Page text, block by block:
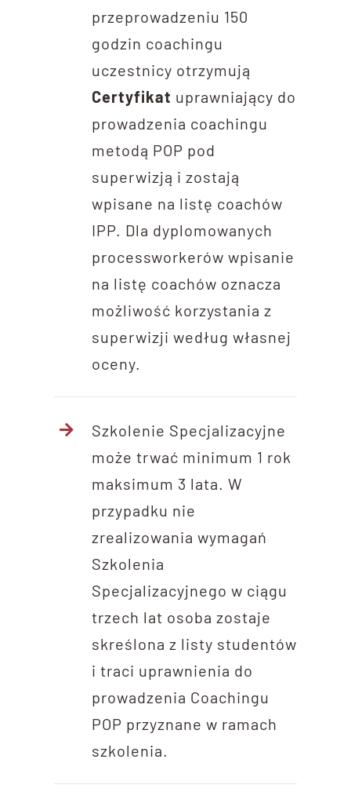
przeprowadzeniu 150
godzin coachingu
uczestnicy otrzymują
Certyfikat uprawniający do
prowadzenia coachingu
metodą POP pod
superwizją i zostają
wpisane na listę coachów
IPP. Dla dyplomowanych
processworkerów wpisanie
na listę coachów oznacza
możliwość korzystania z
superwizji według własnej
oceny.
Szkolenie Specjalizacyjne
może trwać minimum 1 rok
maksimum 3 lata. W
przypadku nie
zrealizowania wymagań
Szkolenia
Specjalizacyjnego w ciągu
trzech lat osoba zostaje
skreślona z listy studentów
i traci uprawnienia do
prowadzenia Coachingu
POP przyznane w ramach
szkolenia.